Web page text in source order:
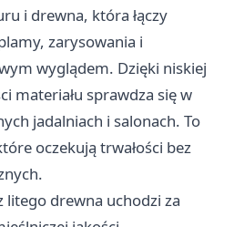
i drewna, która łączy
zarysowania i
wyglądem. Dzięki niskiej
materiału sprawdza się w
jadalniach i salonach. To
oczekują trwałości bez
litego drewna uchodzi za